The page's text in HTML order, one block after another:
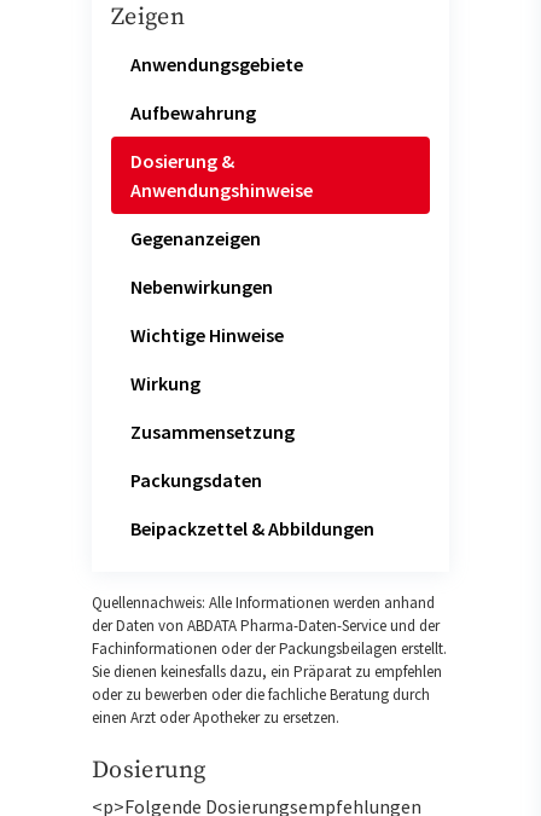
Zeigen
Anwendungsgebiete
Aufbewahrung
Dosierung &
Anwendungshinweise
Gegenanzeigen
Nebenwirkungen
Wichtige Hinweise
Wirkung
Zusammensetzung
Packungsdaten
Beipackzettel & Abbildungen
Quellennachweis: Alle Informationen werden anhand
der Daten von ABDATA Pharma-Daten-Service und der
Fachinformationen oder der Packungsbeilagen erstellt.
Sie dienen keinesfalls dazu, ein Präparat zu empfehlen
oder zu bewerben oder die fachliche Beratung durch
einen Arzt oder Apotheker zu ersetzen.
Dosierung
<p>Folgende Dosierungsempfehlungen